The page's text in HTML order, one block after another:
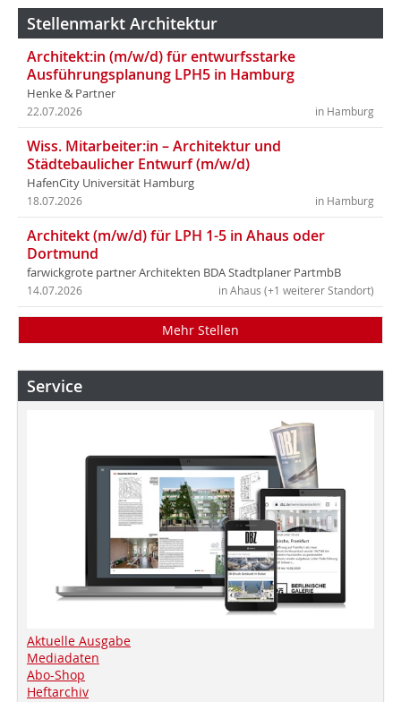
Stellenmarkt Architektur
Architekt:in (m/w/d) für entwurfsstarke
Ausführungsplanung LPH5 in Hamburg
Henke & Partner
in Hamburg
22.07.2026
Wiss. Mitarbeiter:in – Architektur und
Städtebaulicher Entwurf (m/w/d)
HafenCity Universität Hamburg
in Hamburg
18.07.2026
Architekt (m/w/d) für LPH 1-5 in Ahaus oder
Dortmund
farwickgrote partner Architekten BDA Stadtplaner PartmbB
in Ahaus (+1 weiterer Standort)
14.07.2026
Mehr Stellen
Service
Aktuelle Ausgabe
Mediadaten
Abo-Shop
Heftarchiv